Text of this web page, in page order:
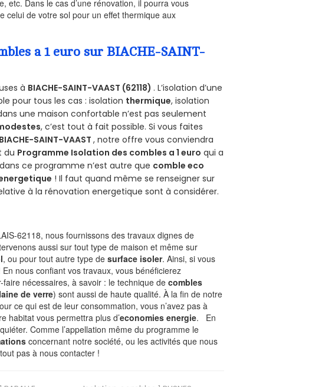
etc. Dans le cas d’une rénovation, il pourra vous
celui de votre sol pour un effet thermique aux
a 1 euro sur BIACHE-SAINT-
à BIACHE-SAINT-VAAST (62118) . L’isolation d’une
pour tous les cas : isolation thermique, isolation
une maison confortable n’est pas seulement
, c’est tout à fait possible. Si vous faites
BIACHE-SAINT-VAAST, notre offre vous conviendra
du Programme Isolation des combles a 1 euro qui a
ce programme n’est autre que comble eco
! Il faut quand même se renseigner sur
à la rénovation energetique sont à considérer.
62118, nous fournissons des travaux dignes de
aussi sur tout type de maison et même sur
, ou pour tout autre type desurface isoler. Ainsi, si vous
nous confiant vos travaux, vous bénéficierez
faire nécessaires, à savoir : le technique decombles
laine de verre) sont aussi de haute qualité. À la fin de notre
ce qui est de leur consommation, vous n’avez pas à
habitat vous permettra plus d’economies energie. En
Comme l’appellation même du programme le
concernant notre société, ou les activités que nous
pas à nous contacter !